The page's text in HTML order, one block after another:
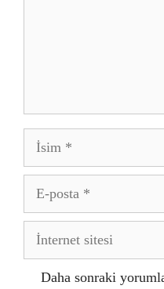
İsim
posta
İnternet
Daha sonraki